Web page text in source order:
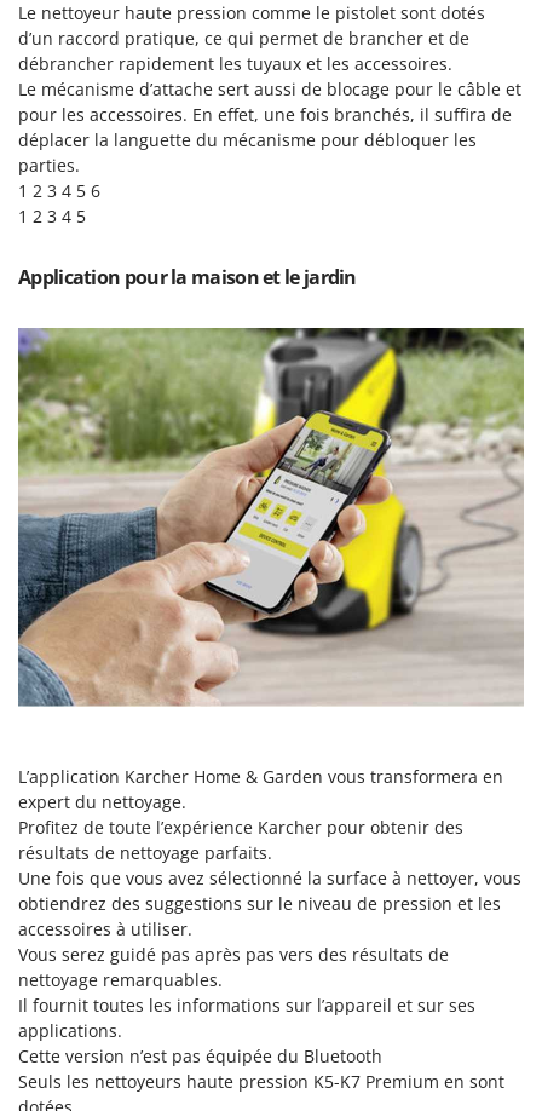
N
New O.M.R.A.
Nilfisk
Ninja
Novatec
Novital
NuovaFac
O
Officine Savioli
Oliviero
Olix
OMA
Omas
Ompagrill
Ooni
Oriental Koshin
Outdoorchef
P
Partisani
Paterlini
Philips
Pramac
Prismafood
R
R.G.V.
Rato
Reber
Le nettoyeur haute pression comme le pistolet sont dotés
d’un raccord pratique, ce qui permet de brancher et de
débrancher rapidement les tuyaux et les accessoires.
Le mécanisme d’attache sert aussi de blocage pour le câble et
pour les accessoires. En effet, une fois branchés, il suffira de
déplacer la languette du mécanisme pour débloquer les
parties.
1 2 3 4 5 6
1 2 3 4 5
Application pour la maison et le jardin
L’application Karcher Home & Garden vous transformera en
expert du nettoyage.
Profitez de toute l’expérience Karcher pour obtenir des
résultats de nettoyage parfaits.
Une fois que vous avez sélectionné la surface à nettoyer, vous
obtiendrez des suggestions sur le niveau de pression et les
accessoires à utiliser.
Vous serez guidé pas après pas vers des résultats de
nettoyage remarquables.
Il fournit toutes les informations sur l’appareil et sur ses
applications.
Cette version n’est pas équipée du Bluetooth
Seuls les nettoyeurs haute pression K5-K7 Premium en sont
dotées.